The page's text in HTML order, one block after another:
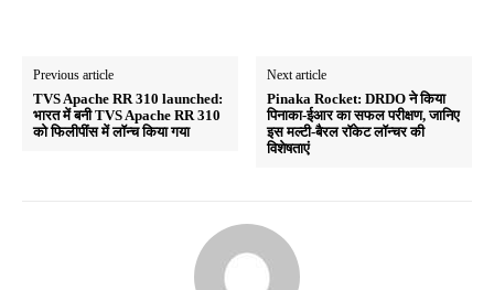
Previous article
TVS Apache RR 310 launched:
भारत में बनी TVS Apache RR 310
को फिलीपींस में लॉन्च किया गया
Next article
Pinaka Rocket: DRDO ने किया
पिनाका-ईआर का सफल परीक्षण, जानिए
इस मल्टी-बैरल रॉकेट लॉन्चर की
विशेषताएं